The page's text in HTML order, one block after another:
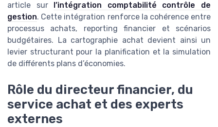
article sur l’intégration comptabilité contrôle de
gestion. Cette intégration renforce la cohérence entre
processus achats, reporting financier et scénarios
budgétaires. La cartographie achat devient ainsi un
levier structurant pour la planification et la simulation
de différents plans d’économies.
Rôle du directeur financier, du
service achat et des experts
externes